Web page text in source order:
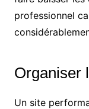
professionnel
Organiser
Un site